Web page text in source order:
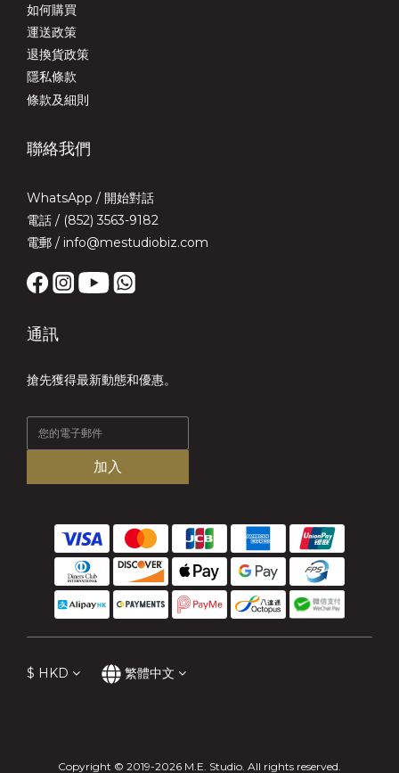
如何購買
運送政策
退換貨政策
隱私條款
條款及細則
聯絡我們
WhatsApp / 開始對話
電話 / (852) 3563-9182
電郵 / info@mestudiobiz.com
通訊
搶先獲得最新動態和優惠。
加入
$ HKD 繁體中文
Copyright © 2019-2026 M.E. Studio. All rights reserved.